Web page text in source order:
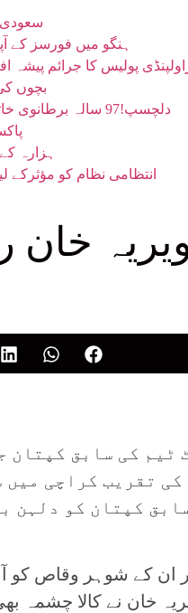
سعودی
ہنگو میں فورسز کے آپریشن میں 7 خارجی دہشتگرد ہلاک،
پولیس کا جرائم
بچوں کی
دلچسپ!97 سالہ برطانوی خاتون نے ہوائی جہاز کے پروں پر ’واک‘ کر کے اپنا ہی عالمی ریکارڈ توڑ دیا
پاکستان
ہزارہ
انتظامی نظام کو
خان
ٹیم کی سابق کپتان
تقریب کراچی میں
کپتان کو دلہن
ان کے شوہر وقاص کو
خان نے کالا چشمہ بھی